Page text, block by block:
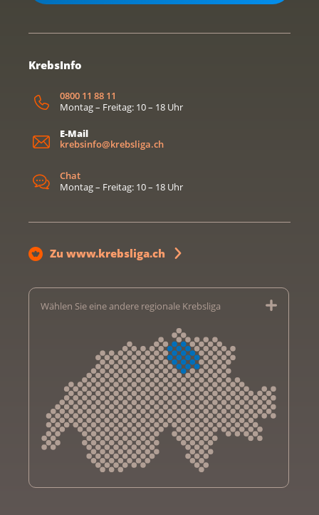
KrebsInfo
0800 11 88 11
Montag – Freitag: 10 – 18 Uhr
E-Mail
krebsinfo@krebsliga.ch
Chat
Montag – Freitag: 10 – 18 Uhr
Zu www.krebsliga.ch
Wählen Sie eine andere regionale Krebsliga